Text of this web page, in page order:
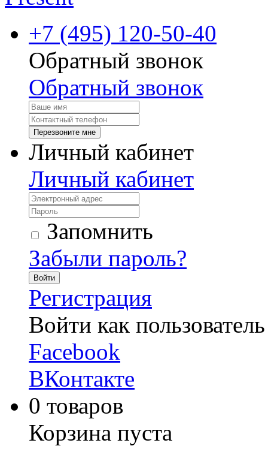
+7 (495) 120-50-40
Обратный звонок
Обратный звонок
Перезвоните мне
Личный кабинет
Личный кабинет
Запомнить
Забыли пароль?
Войти
Регистрация
Войти как пользователь
Facebook
ВКонтакте
0 товаров
Корзина пуста